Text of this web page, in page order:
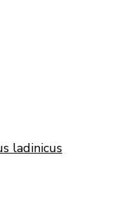
ladinicus